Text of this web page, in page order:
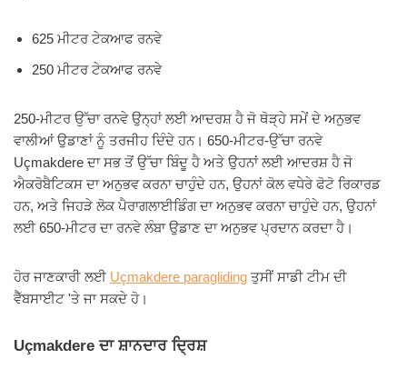
625 ਮੀਟਰ ਟੇਕਆਫ ਰਨਵੇ
250 ਮੀਟਰ ਟੇਕਆਫ ਰਨਵੇ
250-ਮੀਟਰ ਉੱਚਾ ਰਨਵੇ ਉਨ੍ਹਾਂ ਲਈ ਆਦਰਸ਼ ਹੈ ਜੋ ਥੋੜ੍ਹੇ ਸਮੇਂ ਦੇ ਅਨੁਭਵ
ਵਾਲੀਆਂ ਉਡਾਣਾਂ ਨੂੰ ਤਰਜੀਹ ਦਿੰਦੇ ਹਨ। 650-ਮੀਟਰ-ਉੱਚਾ ਰਨਵੇ
Uçmakdere ਦਾ ਸਭ ਤੋਂ ਉੱਚਾ ਬਿੰਦੂ ਹੈ ਅਤੇ ਉਹਨਾਂ ਲਈ ਆਦਰਸ਼ ਹੈ ਜੋ
ਐਕਰੋਬੈਟਿਕਸ ਦਾ ਅਨੁਭਵ ਕਰਨਾ ਚਾਹੁੰਦੇ ਹਨ, ਉਹਨਾਂ ਕੋਲ ਵਧੇਰੇ ਫੋਟੋ ਰਿਕਾਰਡ
ਹਨ, ਅਤੇ ਜਿਹੜੇ ਲੋਕ ਪੈਰਾਗਲਾਈਡਿੰਗ ਦਾ ਅਨੁਭਵ ਕਰਨਾ ਚਾਹੁੰਦੇ ਹਨ, ਉਹਨਾਂ
ਲਈ 650-ਮੀਟਰ ਦਾ ਰਨਵੇ ਲੰਬਾ ਉਡਾਣ ਦਾ ਅਨੁਭਵ ਪ੍ਰਦਾਨ ਕਰਦਾ ਹੈ।
ਹੋਰ ਜਾਣਕਾਰੀ ਲਈ Uçmakdere paragliding ਤੁਸੀਂ ਸਾਡੀ ਟੀਮ ਦੀ
ਵੈੱਬਸਾਈਟ 'ਤੇ ਜਾ ਸਕਦੇ ਹੋ।
Uçmakdere ਦਾ ਸ਼ਾਨਦਾਰ ਦ੍ਰਿਸ਼